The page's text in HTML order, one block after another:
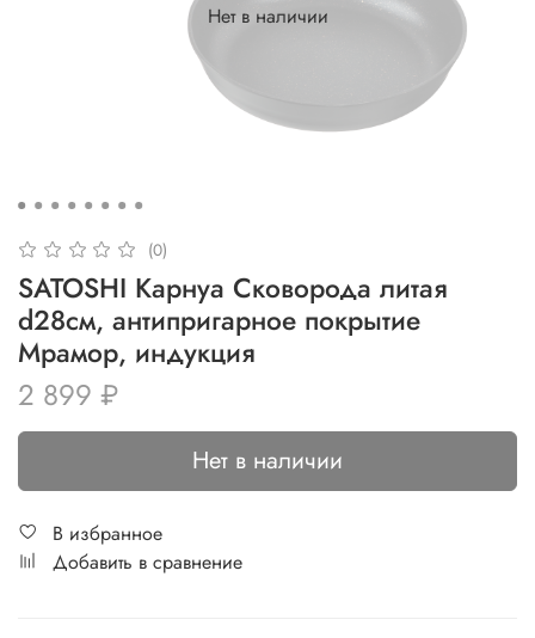
Нет в наличии
(0)
SATOSHI Карнуа Сковорода литая
d28см, антипригарное покрытие
Мрамор, индукция
2 899 ₽
Нет в наличии
В избранное
Добавить в сравнение